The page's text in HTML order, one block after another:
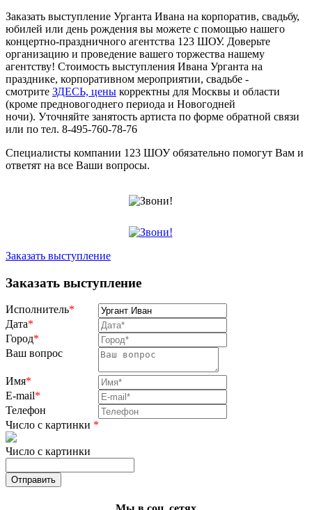
Заказать выступление Урганта Ивана на корпоратив, свадьбу,
юбилей или день рождения вы можете с помощью нашего
концертно-праздничного агентства 123 ШОУ. Доверьте
организацию и проведение вашего торжества нашему
агентству! Стоимость выступления Ивана Урганта на
празднике, корпоративном мероприятии, свадьбе -
смотрите ЗДЕСЬ, цены корректны для Москвы и области
(кроме предновогоднего периода и Новогодней
ночи). Уточняйте занятость артиста по форме обратной связи
или по тел. 8-495-760-78-76
Специалисты компании 123 ШОУ обязательно помогут Вам и
ответят на все Ваши вопросы.
Заказать выступление
Заказать выступление
Исполнитель*
Дата*
Город*
Ваш вопрос
Имя*
E-mail*
Телефон
Число с картинки *
Число с картинки